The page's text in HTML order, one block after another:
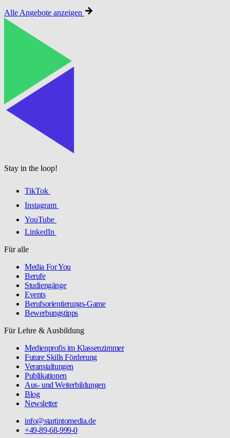
Alle Angebote anzeigen
Stay in the loop!
TikTok
Instagram
YouTube
LinkedIn
Für alle
Media For You
Berufe
Studiengänge
Events
Berufsorientierungs-Game
Bewerbungstipps
Für Lehre & Ausbildung
Medienprofis im Klassenzimmer
Future Skills Förderung
Veranstaltungen
Publikationen
Aus- und Weiterbildungen
Blog
Newsletter
info@startintomedia.de
+49-89-68-999-0